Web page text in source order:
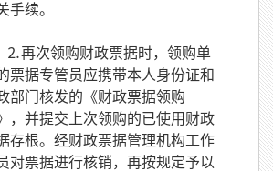
手续。
⒉再次领购财政票据时，领购单
票据专管员应携带本人身份证和
部门核发的《财政票据领购
，并提交上次领购的已使用财政
存根。经财政票据管理机构工作
对票据进行核销，再按规定予以